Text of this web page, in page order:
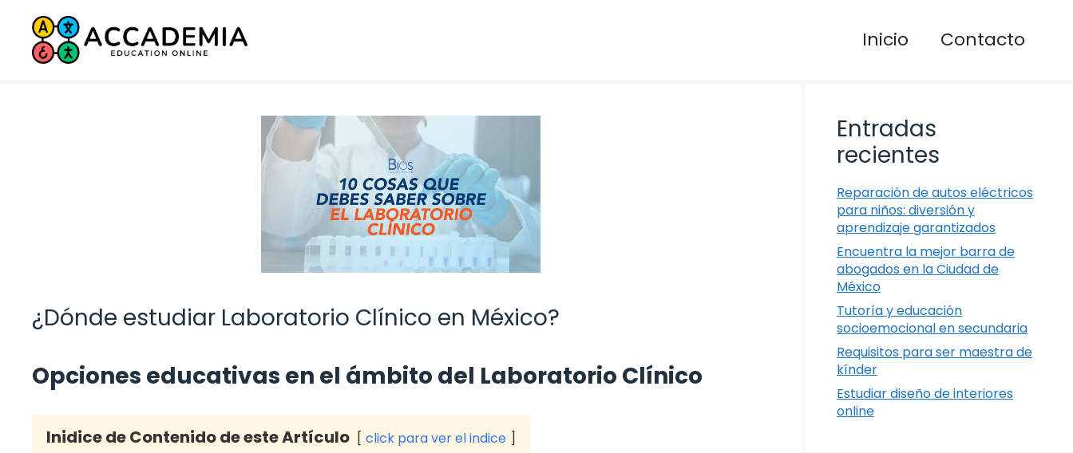
Saltar
contenido
Inicio Contacto
¿Dónde estudiar Laboratorio Clínico en México?
Opciones educativas en el ámbito del Laboratorio Clínico
Inidice de Contenido de este Artículo click para ver el indice
Entradas
recientes
Reparación de autos eléctricos
para niños: diversión y
aprendizaje garantizados
Encuentra la mejor barra de
abogados en la Ciudad de
México
Tutoría y educación
socioemocional en secundaria
Requisitos para ser maestra de
kínder
Estudiar diseño de interiores
online